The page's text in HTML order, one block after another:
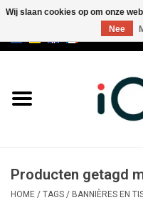
Merken
Bel ons op +32 3 353 67 63
Producten getagd
HOME / TAGS / BANNIÈRES EN
Wij slaan cookies op om onze
Nee